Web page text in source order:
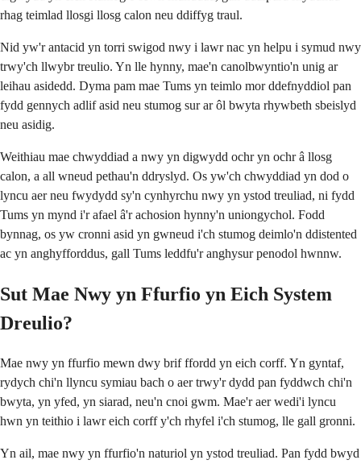
rhag teimlad llosgi llosg calon neu ddiffyg traul.
Nid yw'r antacid yn torri swigod nwy i lawr nac yn helpu i symud nwy
trwy'ch llwybr treulio. Yn lle hynny, mae'n canolbwyntio'n unig ar
leihau asidedd. Dyma pam mae Tums yn teimlo mor ddefnyddiol pan
fydd gennych adlif asid neu stumog sur ar ôl bwyta rhywbeth sbeislyd
neu asidig.
Weithiau mae chwyddiad a nwy yn digwydd ochr yn ochr â llosg
calon, a all wneud pethau'n ddryslyd. Os yw'ch chwyddiad yn dod o
lyncu aer neu fwydydd sy'n cynhyrchu nwy yn ystod treuliad, ni fydd
Tums yn mynd i'r afael â'r achosion hynny'n uniongychol. Fodd
bynnag, os yw cronni asid yn gwneud i'ch stumog deimlo'n ddistented
ac yn anghyfforddus, gall Tums leddfu'r anghysur penodol hwnnw.
Sut Mae Nwy yn Ffurfio yn Eich System
Dreulio?
Mae nwy yn ffurfio mewn dwy brif ffordd yn eich corff. Yn gyntaf,
rydych chi'n llyncu symiau bach o aer trwy'r dydd pan fyddwch chi'n
bwyta, yn yfed, yn siarad, neu'n cnoi gwm. Mae'r aer wedi'i lyncu
hwn yn teithio i lawr eich corff y'ch rhyfel i'ch stumog, lle gall gronni.
Yn ail, mae nwy yn ffurfio'n naturiol yn ystod treuliad. Pan fydd bwyd